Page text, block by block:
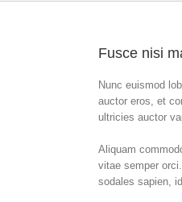
Fusce nisi
Nunc euismod
auctor eros, et
ultricies auctor
Aliquam
vitae semper
sodales sapien,